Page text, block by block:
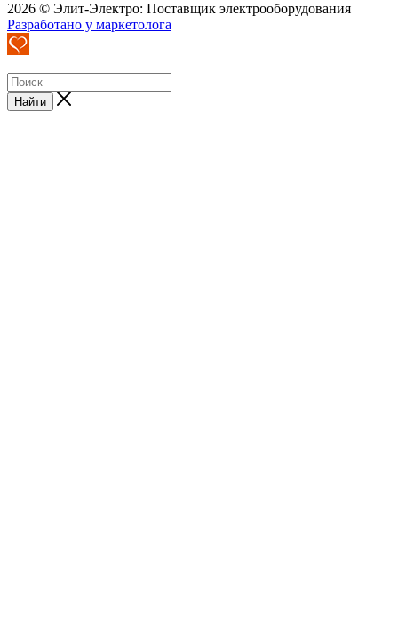
2026 © Элит-Электро: Поставщик электрооборудования
Разработано у маркетолога
Найти